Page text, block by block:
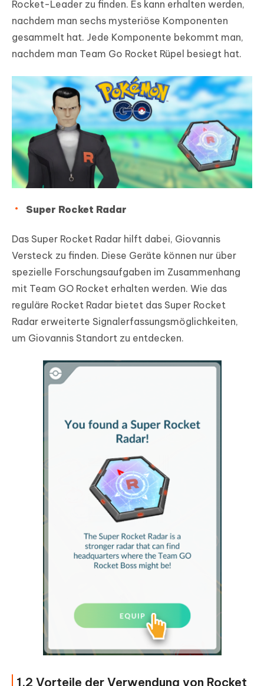
Rocket-Leader zu finden. Es kann erhalten werden,
nachdem man sechs mysteriöse Komponenten
gesammelt hat. Jede Komponente bekommt man,
nachdem man Team Go Rocket Rüpel besiegt hat.
Super Rocket Radar
Das Super Rocket Radar hilft dabei, Giovannis
Versteck zu finden. Diese Geräte können nur über
spezielle Forschungsaufgaben im Zusammenhang
mit Team GO Rocket erhalten werden. Wie das
reguläre Rocket Radar bietet das Super Rocket
Radar erweiterte Signalerfassungsmöglichkeiten,
um Giovannis Standort zu entdecken.
1.2 Vorteile der Verwendung von Rocket